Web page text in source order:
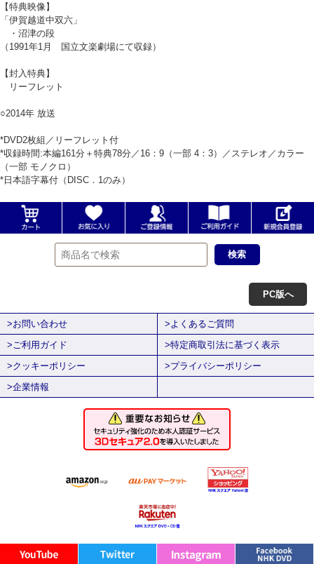
【特典映像】
「伊賀越道中双六」
・沼津の段
（1991年1月 国立文楽劇場にて収録）
【封入特典】
リーフレット
○2014年 放送
*DVD2枚組／リーフレット付
*収録時間:本編161分＋特典78分／16：9（一部 4：3）／ステレオ／カラー
（一部 モノクロ）
*日本語字幕付（DISC．1のみ）
PC版へ
>お問い合わせ
>よくあるご質問
>ご利用ガイド
>特定商取引法に基づく表示
>クッキーポリシー
>プライバシーポリシー
>企業情報